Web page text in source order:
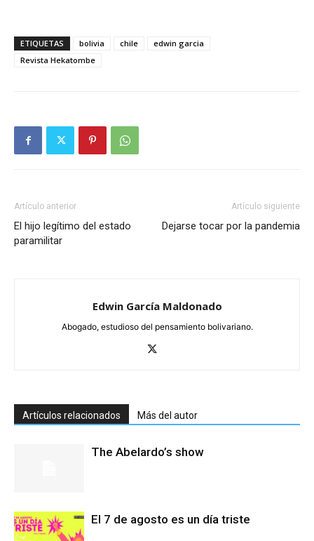
ETIQUETAS bolivia chile
edwin garcia
Revista Hekatombe
Artículo anterior
El hijo legítimo del estado
paramilitar
Artículo siguiente
Dejarse tocar por la pandemia
Edwin García Maldonado
Abogado, estudioso del pensamiento bolivariano.
Artículos relacionados Más del autor
The Abelardo’s show
El 7 de agosto es un día triste